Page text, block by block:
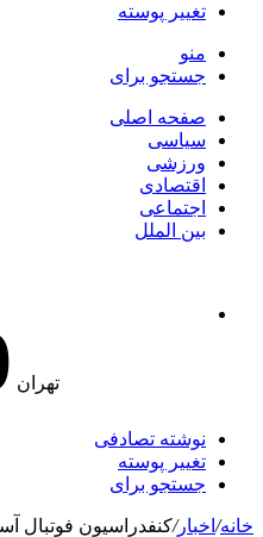
تغییر پوسته
منو
جستجو برای
صفحه اصلی
سیاسی
ورزشی
اقتصادی
اجتماعی
بین الملل
تهران
نوشته تصادفی
تغییر پوسته
جستجو برای
خانه/ اخبار/کنفدراسیون فوتبال